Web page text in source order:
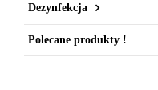
Dezynfekcja
Polecane produkty !